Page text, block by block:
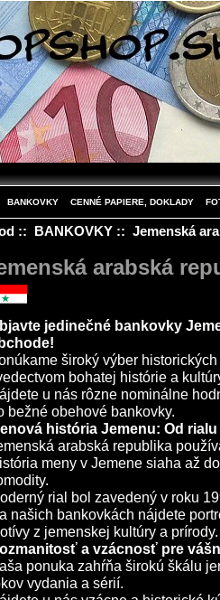
BANKOVKY CENNÉ PAPIERE, DOKLADY
:: BANKOVKY:: Jemenská
arabská
jedinečné bankovky
široký výber
bohatej histórie a
u nás rôzne nominálne
bežné obehové bankovky.
história Jemenu: Od
arabská republika
meny v Jemene siaha až
rial bol zavedený v roku
našich bankovkách nájdete
z jemenskej kultúry a prírody.
a vzácnosť pre
ponuka zahŕňa širokú škálu
vydania a sérií.